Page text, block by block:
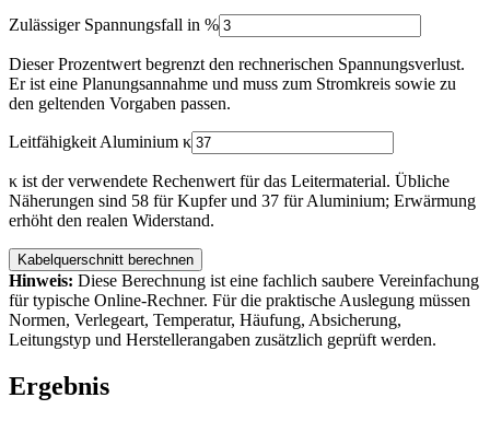
Photovoltaik-Rechner
Rechner im Fokus
Kabelquerschnitt, Strom, Leistung, Spannung und Tabellen schnell
🇩🇪 Deutsch
🇬🇧 🇵🇹 🇪🇸 🇫🇷 🇵🇱
Zulässiger Spannungsfall in %
Dieser Prozentwert begrenzt den rechnerischen Spannungsverlust.
Er ist eine Planungsannahme und muss zum Stromkreis sowie zu
den geltenden Vorgaben passen.
Leitfähigkeit Aluminium κ
κ ist der verwendete Rechenwert für das Leitermaterial. Übliche
Näherungen sind 58 für Kupfer und 37 für Aluminium; Erwärmung
erhöht den realen Widerstand.
Kabelquerschnitt berechnen
Hinweis: Diese Berechnung ist eine fachlich saubere Vereinfachung
für typische Online-Rechner. Für die praktische Auslegung müssen
Normen, Verlegeart, Temperatur, Häufung, Absicherung,
Leitungstyp und Herstellerangaben zusätzlich geprüft werden.
Ergebnis